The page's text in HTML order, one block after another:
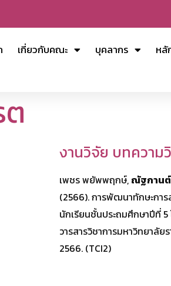
เกี่ยวกับคณะ บุคลากร หลั
งานวิจัย บทความ
เพชร พยัพพฤกษ์, ณัฐกาน
(2566). การพัฒนาทักษะกา
นักเรียนชั้นประถมศึกษาปีที่ 5
วารสารวิชาการมหาวิทยาลั
2566. (TCI2)